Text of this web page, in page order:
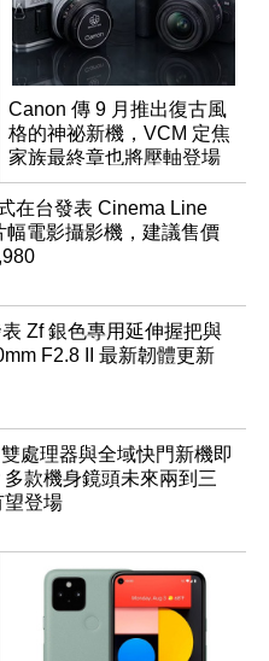
Canon 傳 9 月推出復古風
格的神祕新機，VCM 定焦
家族最終章也將壓軸登場
在台發表 Cinema Line
幅電影攝影機，建議售價
Zf 銀色專用延伸握把與
F2.8 II 最新韌體更新
處理器與全域快門新機即
多款機身鏡頭未來兩到三
望登場